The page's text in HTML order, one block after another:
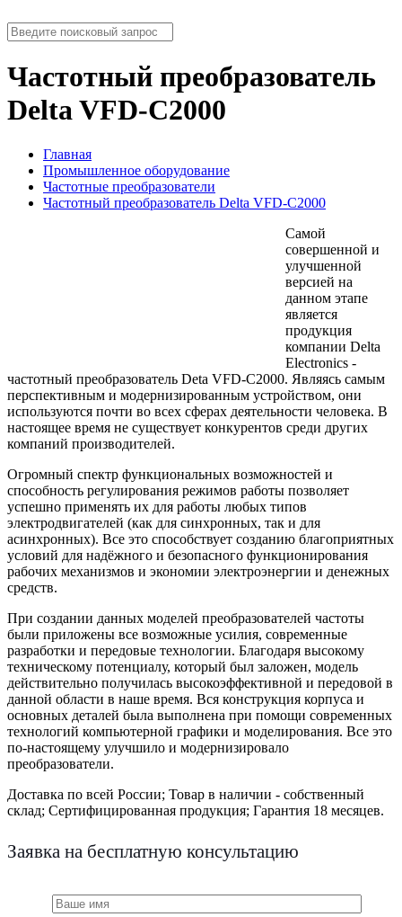
Частотный преобразователь
Delta VFD-C2000
Главная
Промышленное оборудование
Частотные преобразователи
Частотный преобразователь Delta VFD-C2000
Самой
совершенной и
улучшенной
версией на
данном этапе
является
продукция
компании Delta
Electronics -
частотный преобразователь Deta VFD-C2000. Являясь самым
перспективным и модернизированным устройством, они
используются почти во всех сферах деятельности человека. В
настоящее время не существует конкурентов среди других
компаний производителей.
Огромный спектр функциональных возможностей и
способность регулирования режимов работы позволяет
успешно применять их для работы любых типов
электродвигателей (как для синхронных, так и для
асинхронных). Все это способствует созданию благоприятных
условий для надёжного и безопасного функционирования
рабочих механизмов и экономии электроэнергии и денежных
средств.
При создании данных моделей преобразователей частоты
были приложены все возможные усилия, современные
разработки и передовые технологии. Благодаря высокому
техническому потенциалу, который был заложен, модель
действительно получилась высокоэффективной и передовой в
данной области в наше время. Вся конструкция корпуса и
основных деталей была выполнена при помощи современных
технологий компьютерной графики и моделирования. Все это
по-настоящему улучшило и модернизировало
преобразователи.
Доставка по всей России; Товар в наличии - собственный
склад; Сертифицированная продукция; Гарантия 18 месяцев.
Заявка на бесплатную консультацию